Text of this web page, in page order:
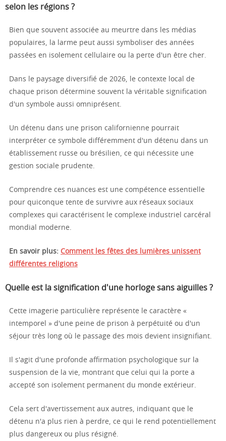
selon les régions ?
Bien que souvent associée au meurtre dans les médias
populaires, la larme peut aussi symboliser des années
passées en isolement cellulaire ou la perte d'un être cher.
Dans le paysage diversifié de 2026, le contexte local de
chaque prison détermine souvent la véritable signification
d'un symbole aussi omniprésent.
Un détenu dans une prison californienne pourrait
interpréter ce symbole différemment d'un détenu dans un
établissement russe ou brésilien, ce qui nécessite une
gestion sociale prudente.
Comprendre ces nuances est une compétence essentielle
pour quiconque tente de survivre aux réseaux sociaux
complexes qui caractérisent le complexe industriel carcéral
mondial moderne.
En savoir plus: Comment les fêtes des lumières unissent
différentes religions
Quelle est la signification d'une horloge sans aiguilles ?
Cette imagerie particulière représente le caractère «
intemporel » d'une peine de prison à perpétuité ou d'un
séjour très long où le passage des mois devient insignifiant.
Il s'agit d'une profonde affirmation psychologique sur la
suspension de la vie, montrant que celui qui la porte a
accepté son isolement permanent du monde extérieur.
Cela sert d'avertissement aux autres, indiquant que le
détenu n'a plus rien à perdre, ce qui le rend potentiellement
plus dangereux ou plus résigné.